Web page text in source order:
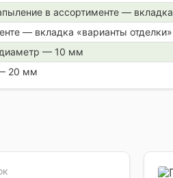
в ассортименте —
— вкладка «варианты отделки»
— 10 мм
20 мм